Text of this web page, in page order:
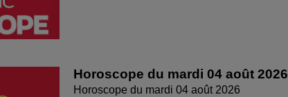
Horoscope du mardi 04 août 2026
Horoscope du mardi 04 août 2026